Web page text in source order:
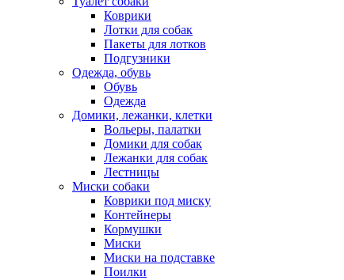
Коврики
Лотки для собак
Пакеты для лотков
Подгузники
Одежда, обувь
Обувь
Одежда
Домики, лежанки, клетки
Вольеры, палатки
Домики для собак
Лежанки для собак
Лестницы
Миски собаки
Коврики под миску
Контейнеры
Кормушки
Миски
Миски на подставке
Поилки